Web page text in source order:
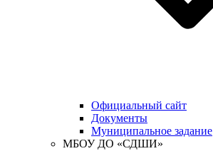
Официальный сайт
Документы
Муниципальное задание
МБОУ ДО «СДШИ»